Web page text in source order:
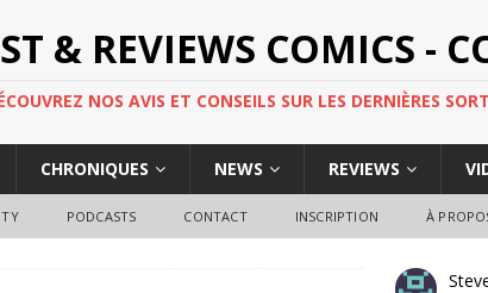
& REVIEWS COMICS -
NOS AVIS ET CONSEILS SUR LES DERNIÈRES
CHRONIQUES NEWS REVIEWS
PODCASTS CONTACT INSCRIPTION À